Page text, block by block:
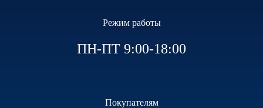
Режим работы
ПН-ПТ 9:00-18:00
Покупателям